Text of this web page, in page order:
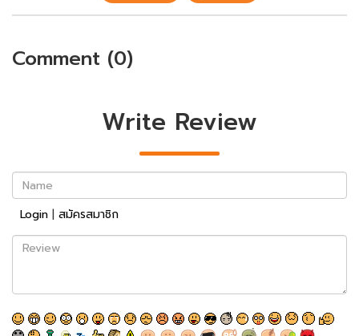
Comment (0)
Write Review
Name
Login | สมัครสมาชิก
Review